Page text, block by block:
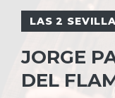
LAS 2
JORGE
DEL